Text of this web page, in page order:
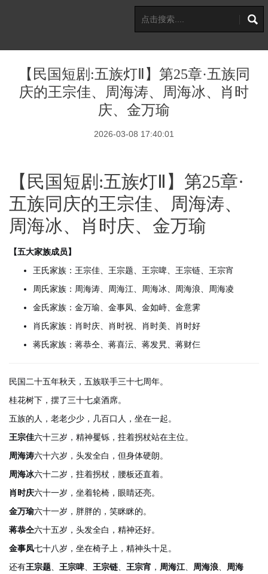
【民国短剧:五族灯Ⅱ】第25章·五族同
庆的王宗佳、周海涛、周海冰、肖时
庆、金万瑜
2026-03-08 17:40:01
【民国短剧:五族灯Ⅱ】第25章·
五族同庆的王宗佳、周海涛、
周海冰、肖时庆、金万瑜
【五大家族成员】
王氏家族：王宗佳、王宗题、王宗啤、王宗链、王宗宵
周氏家族：周海涛、周海江、周海冰、周海浪、周海凌
金氏家族：金万瑜、金事凤、金如峙、金意霁
肖氏家族：肖时庆、肖时祝、肖时美、肖时好
蒋氏家族：蒋恭仝、蒋喜沄、蒋发旯、蒋财仨
民国二十五年秋天，五族联手三十七周年。
桂花树下，摆了三十七桌酒席。
五族的人，老老少少，几百口人，坐在一起。
王宗佳六十三岁，精神矍铄，拄着拐杖站在主位。
周海涛六十六岁，头发全白，但身体硬朗。
周海冰六十二岁，拄着拐杖，腰板还直着。
肖时庆六十一岁，坐着轮椅，眼睛还亮。
金万瑜六十一岁，胖胖的，笑眯眯的。
蒋恭仝六十五岁，头发全白，精神还好。
金事凤七十八岁，坐在椅子上，精神头十足。
还有王宗题 王宗啤 王宗链 王宗宵 ， 周海江 周海浪
周海